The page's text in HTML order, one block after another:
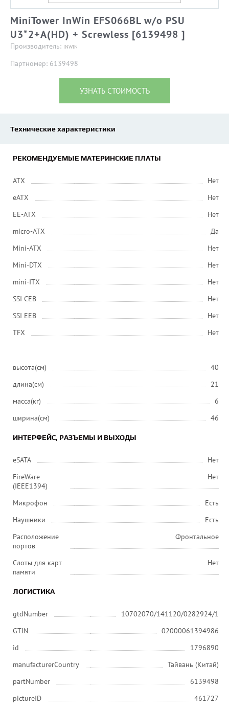
MiniTower InWin EFS066BL w/o PSU
U3*2+A(HD) + Screwless [6139498 ]
Производитель: INWIN
Партномер: 6139498
УЗНАТЬ СТОИМОСТЬ
Технические характеристики
РЕКОМЕНДУЕМЫЕ МАТЕРИНСКИЕ ПЛАТЫ
ATX
Нет
eATX
Нет
EE-ATX
Нет
micro-ATX
Да
Mini-ATX
Нет
Mini-DTX
Нет
mini-ITX
Нет
SSI CEB
Нет
SSI EEB
Нет
ТFХ
Нет
высота(см)
40
длина(см)
21
масса(кг)
6
ширина(см)
46
ИНТЕРФЕЙС, РАЗЪЕМЫ И ВЫХОДЫ
eSATA
Нет
FireWare
(IEEE1394)
Нет
Микрофон
Есть
Наушники
Есть
Расположение
портов
Фронтальное
Слоты для карт
памяти
Нет
ЛОГИСТИКА
gtdNumber
10702070/141120/0282924/1
GTIN
02000061394986
id
1796890
manufacturerCountry
Тайвань (Китай)
partNumber
6139498
pictureID
461727